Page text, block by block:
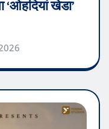
‘ओहदियां खेडा’